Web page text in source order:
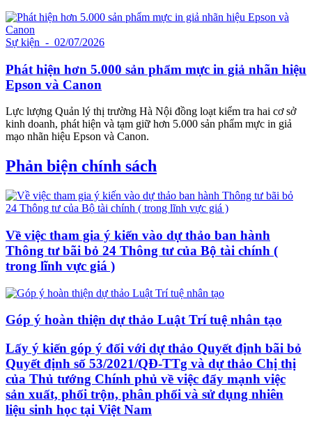
Sự kiện - 02/07/2026
Phát hiện hơn 5.000 sản phẩm mực in giả nhãn hiệu
Epson và Canon
Lực lượng Quản lý thị trường Hà Nội đồng loạt kiểm tra hai cơ sở
kinh doanh, phát hiện và tạm giữ hơn 5.000 sản phẩm mực in giả
mạo nhãn hiệu Epson và Canon.
Phản biện chính sách
Về việc tham gia ý kiến vào dự thảo ban hành
Thông tư bãi bỏ 24 Thông tư của Bộ tài chính (
trong lĩnh vực giá )
Góp ý hoàn thiện dự thảo Luật Trí tuệ nhân tạo
Lấy ý kiến góp ý đối với dự thảo Quyết định bãi bỏ
Quyết định số 53/2021/QĐ-TTg và dự thảo Chị thị
của Thủ tướng Chính phủ về việc đẩy mạnh việc
sản xuất, phối trộn, phân phối và sử dụng nhiên
liệu sinh học tại Việt Nam